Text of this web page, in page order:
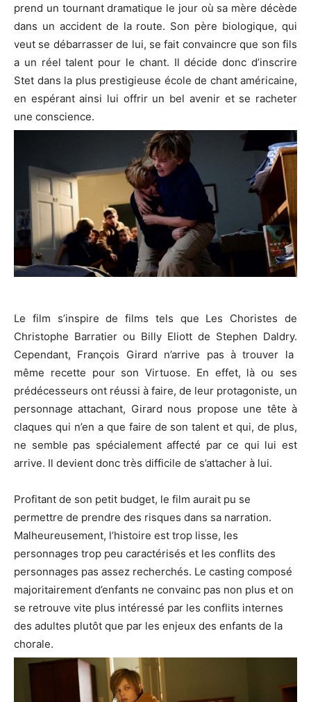
prend un tournant dramatique le jour où sa mère décède
dans un accident de la route. Son père biologique, qui
veut se débarrasser de lui, se fait convaincre que son fils
a un réeltalent pour le chant. Il décide donc d’inscrire
Stet dans la plus prestigieuse école de chant américaine,
en espérant ainsi lui offrir un bel avenir et se racheter
une conscience.
Le film s’inspire de films tels que Les Choristes de
Christophe Barratier ou Billy Eliott de Stephen Daldry.
Cependant, François Girard n’arrive pas à trouver la
même recette pour son Virtuose. En effet, là ou ses
prédécesseurs ont réussi à faire, de leur protagoniste, un
personnage attachant, Girard nous propose une tête à
claques qui n’en a que faire de son talent et qui, de plus,
ne semble pas spécialement affecté par ce qui lui est
arrive. Il devient donc très difficile de s’attacher à lui.
Profitant de son petit budget, le film aurait pu se
permettre de prendre des risques dans sa narration.
Malheureusement, l’histoire est trop lisse, les
personnages trop peu caractérisés et les conflits des
personnages pas assez recherchés. Le casting composé
majoritairement d’enfants ne convainc pas non plus et on
se retrouve vite plus intéressé par les conflits internes
des adultes plutôt que par les enjeux des enfants de la
chorale.